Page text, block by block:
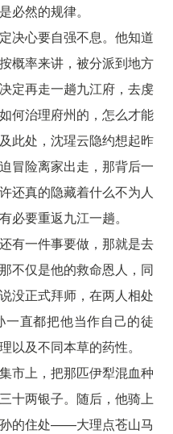
必然的规律。
决心要自强不息。他知道
概率来讲，被分派到地方
定再走一趟九江府，去虔
何治理府州的，怎么才能
此处，沈瑆云隐约想起昨
冒险离家出走，那背后一
还真的隐藏着什么不为人
必要重返九江一趟。
有一件事要做，那就是去
不仅是他的救命恩人，同
没正式拜师，在两人相处
直都把他当作自己的徒
以及不同本草的药性。
市上，把那匹伊犁混血种
十两银子。随后，他骑上
的住处——大理点苍山马